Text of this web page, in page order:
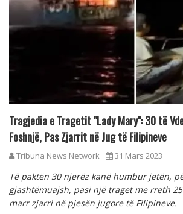
Tragjedia e Tragetit "Lady Mary": 30 të
Foshnjë, Pas Zjarrit në Jug të Filipineve
Tribuna News Network 31 Mars 2023
Të paktën 30 njerëz kanë humbur jetën,
gjashtëmuajsh, pasi një traget me rreth
marrzjarri në pjesën jugore të Filipineve.